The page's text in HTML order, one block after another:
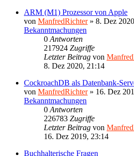
ARM (M1) Prozessor von Apple
von ManfredRichter» 8. Dez
Bekanntmachungen
0 Antworten
217924 Zugriffe
Letzter Beitrag von
8. Dez 2020, 21:14
CockroachDB als Datenbank-
von ManfredRichter» 16. Dez
Bekanntmachungen
0 Antworten
226783 Zugriffe
Letzter Beitrag von
16. Dez 2019, 23:14
Buchhalterische Fragen